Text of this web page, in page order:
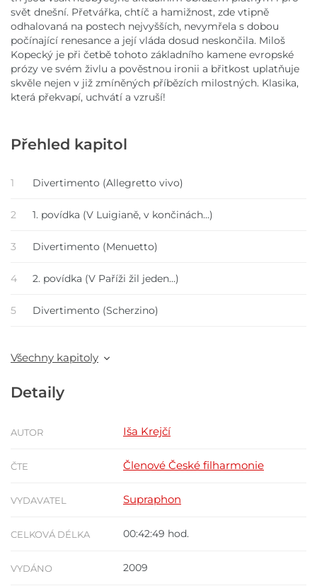
svět dnešní. Přetvářka, chtíč a hamižnost, zde vtipně
odhalovaná na postech nejvyšších, nevymřela s dobou
počínající renesance a její vláda dosud neskončila. Miloš
Kopecký je při četbě tohoto základního kamene evropské
prózy ve svém živlu a pověstnou ironii a břitkost uplatňuje
skvěle nejen v již zmíněných příbězích milostných. Klasika,
která překvapí, uchvátí a vzruší!
Přehled kapitol
1 Divertimento (Allegretto vivo)
2 1. povídka (V Luigianě, v končinách...)
3 Divertimento (Menuetto)
4 2. povídka (V Paříži žil jeden...)
5 Divertimento (Scherzino)
Všechny kapitoly
Detaily
AUTOR Iša Krejčí
ČTE Členové České filharmonie
VYDAVATEL Supraphon
CELKOVÁ DÉLKA 00:42:49 hod.
VYDÁNO 2009